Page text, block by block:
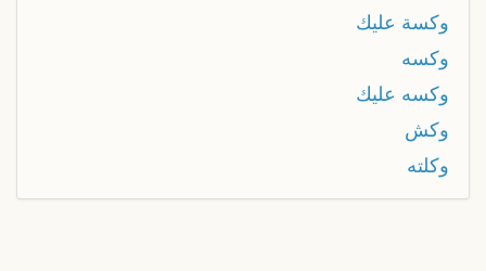
وكسة عليك
وكسه
وكسه عليك
وكش
وكلته